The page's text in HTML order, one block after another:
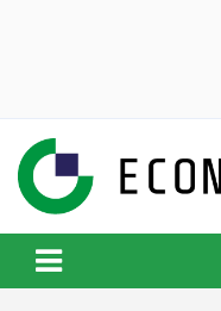
content